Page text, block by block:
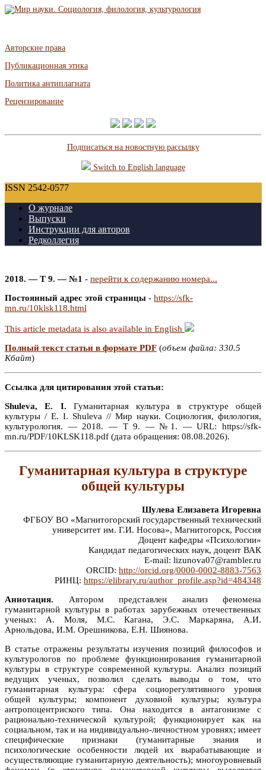
Авторские права
Публикационная этика
Политика антиплагиата
Рецензирование
Подписаться на новостную рассылку
Switch to English language
ISSN 2542-0577
О журнале
Выпуски
Инструкции для авторов
Редколлегия
2018. — Т 9. — №1 - перейти к содержанию номера...
Постоянный адрес этой страницы - https://sfk-
mn.ru/10klsk118.html
This article metadata is also available in English
Полный текст статьи в формате PDF (объем файла: 330.5
Кбайт)
Ссылка для цитирования этой статьи:
Shuleva, E. I. Гуманитарная культура в структуре общей
культуры / E. I. Shuleva // Мир науки. Социология, филология,
культурология. — 2018. — Т 9. — №1. — URL: https://sfk-
mn.ru/PDF/10KLSK118.pdf (дата обращения: 08.08.2026).
Гуманитарная культура в структуре
общей культуры
Шулева Елизавета Игоревна
ФГБОУ ВО «Магнитогорский государственный технический
университет им. Г.И. Носова», Магнитогорск, Россия
Доцент кафедры «Психологии»
Кандидат педагогических наук, доцент ВАК
E-mail: lizunova07@rambler.ru
ORCID: http://orcid.org/0000-0002-8883-7563
РИНЦ: https://elibrary.ru/author_profile.asp?id=484348
Аннотация. Автором представлен анализ феномена
гуманитарной культуры в работах зарубежных отечественных
ученых: А. Моля, М.С. Кагана, Э.С. Маркаряна, А.И.
Арнольдова, И.М. Орешникова, Е.Н. Шиянова.
В статье отражены результаты изучения позиций философов и
культурологов по проблеме функционирования гуманитарной
культуры в структуре современной культуры. Анализ позиций
ведущих ученых, позволил сделать выводы о том, что
гуманитарная культура: сфера социорегулятивного уровня
общей культуры; компонент духовной культуры; культура
антропоцентриского типа. Она находится в антагонизме с
рационально-технической культурой; функционирует как на
социальном, так и на индивидуально-личностном уровнях; имеет
специфические признаки (гуманитарные знания и
психологические особенности людей их вырабатывающие и
осуществляющие гуманитарную деятельность); многоуровневый